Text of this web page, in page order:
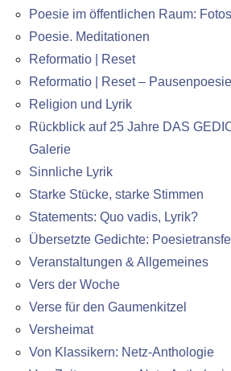
Poesie im öffentlichen Raum: Fotos
Poesie. Meditationen
Reformatio | Reset
Reformatio | Reset –
Religion und Lyrik
Rückblick auf 25 Jahre DAS
Galerie
Sinnliche Lyrik
Starke Stücke, starke Stimmen
Statements: Quo vadis, Lyrik?
Übersetzte Gedichte:
Veranstaltungen & Allgemeines
Vers der Woche
Verse für den Gaumenkitzel
Versheimat
Von Klassikern: Netz-Anthologie